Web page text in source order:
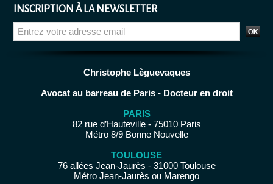
INSCRIPTION À LA NEWSLETTER
Christophe Lèguevaques
Avocat au barreau de Paris - Docteur en droit
PARIS
82 rue d’Hauteville - 75010 Paris
Métro 8/9 Bonne Nouvelle
TOULOUSE
76 allées Jean-Jaurès - 31000 Toulouse
Métro Jean-Jaurès ou Marengo